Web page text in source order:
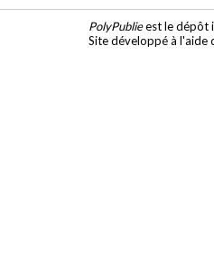
PolyPublieest le dépôt
Site développé à l'aide